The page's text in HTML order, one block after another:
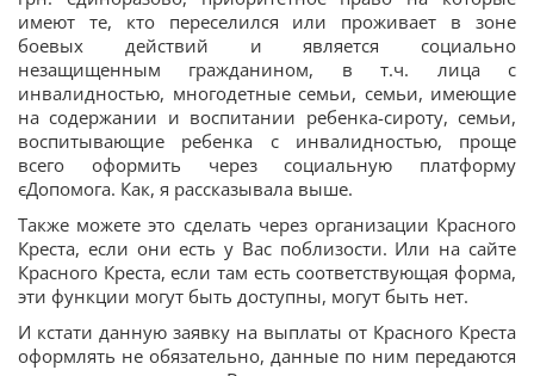
имеют те, кто переселился или проживает в зоне
боевых действий и является социально
незащищенным гражданином, в т.ч. лица с
инвалидностью, многодетные семьи, семьи, имеющие
на содержании и воспитании ребенка-сироту, семьи,
воспитывающие ребенка с инвалидностью, проще
всего оформить через социальную платформу
єДопомога. Как, я рассказывала выше.
Также можете это сделать через организации Красного
Креста, если они есть у Вас поблизости. Или на сайте
Красного Креста, если там есть соответствующая форма,
эти функции могут быть доступны, могут быть нет.
И кстати данную заявку на выплаты от Красного Креста
оформлять не обязательно, данные по ним передаются